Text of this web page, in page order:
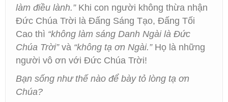
làm điều lành.”Khi con người không thừa nhận
Đức Chúa Trời là Đấng Sáng Tạo, Đấng Tối
Cao thì “không làm sáng Danh Ngài là Đức
Chúa Trời”và “không tạ ơn Ngài.”Họ là những
người vô ơn với Đức Chúa Trời!
Bạn sống như thế nào để bày tỏ lòng tạ ơn
Chúa?